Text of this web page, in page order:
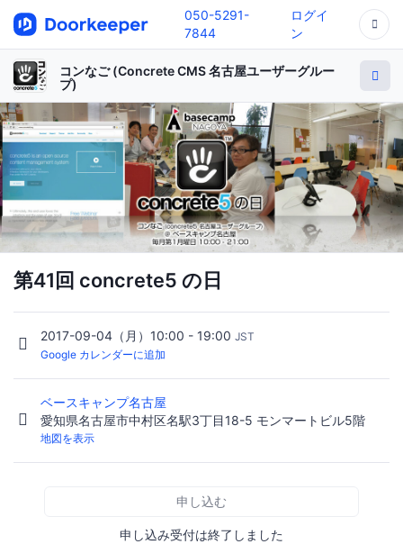
050-5291-
7844
ログイ
ン
コンなご (Concrete CMS 名古屋ユーザーグルー
プ)
第41回 concrete5 の日
2017-09-04（月）10:00 - 19:00 JST
Google カレンダーに追加
ベースキャンプ名古屋
愛知県名古屋市中村区名駅3丁目18-5 モンマートビル5階
地図を表示
申し込む
申し込み受付は終了しました